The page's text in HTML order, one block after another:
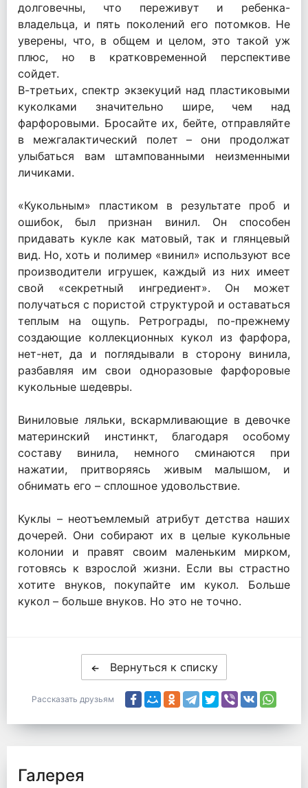
долговечны, что переживут и ребенка-
владельца, и пять поколений его потомков. Не
уверены, что, в общем и целом, это такой уж
плюс, но в кратковременной перспективе
сойдет.
В-третьих, спектр экзекуций над пластиковыми
куколками значительно шире, чем над
фарфоровыми. Бросайте их, бейте, отправляйте
в межгалактический полет – они продолжат
улыбаться вам штампованными неизменными
личиками.
«Кукольным» пластиком в результате проб и
ошибок, был признан винил. Он способен
придавать кукле как матовый, так и глянцевый
вид. Но, хоть и полимер «винил» используют все
производители игрушек, каждый из них имеет
свой «секретный ингредиент». Он может
получаться с пористой структурой и оставаться
теплым на ощупь. Ретрограды, по-прежнему
создающие коллекционных кукол из фарфора,
нет-нет, да и поглядывали в сторону винила,
разбавляя им свои одноразовые фарфоровые
кукольные шедевры.
Виниловые ляльки, вскармливающие в девочке
материнский инстинкт, благодаря особому
составу винила, немного сминаются при
нажатии, притворяясь живым малышом, и
обнимать его – сплошное удовольствие.
Куклы – неотъемлемый атрибут детства наших
дочерей. Они собирают их в целые кукольные
колонии и правят своим маленьким мирком,
готовясь к взрослой жизни. Если вы страстно
хотите внуков, покупайте им кукол. Больше
кукол – больше внуков. Но это не точно.
Вернуться к списку
Рассказать друзьям
Галерея